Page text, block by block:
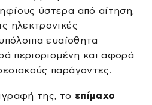
ύστερα από αίτηση,
ηλεκτρονικές
ευαίσθητα
περιορισμένη και αφορά
παράγοντες.
της, το επίμαχο